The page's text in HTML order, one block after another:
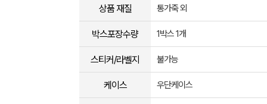
상품 재질 통가죽 외
박스포장수량 1박스 1개
스티커/라벨지 불가능
케이스 우단케이스